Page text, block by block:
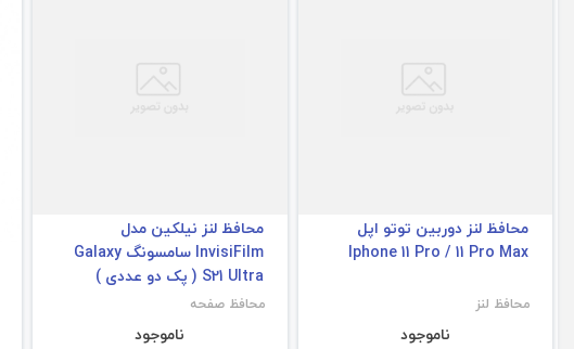
Iphone 11 Pro / 11 Pro Max
محافظ لنز نیلکین مدل